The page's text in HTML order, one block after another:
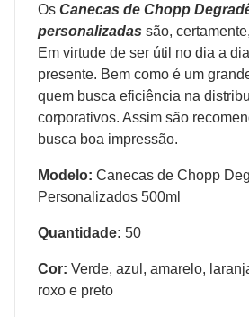
Os Canecas de Chopp
personalizadas são,
Em virtude de ser útil no dia a
presente. Bem como é um
quem busca eficiência na
corporativos. Assim são
busca boa impressão.
Modelo: Canecas de Chopp
Personalizados 500ml
Quantidade: 50
Cor: Verde, azul, amarelo,
roxo e preto